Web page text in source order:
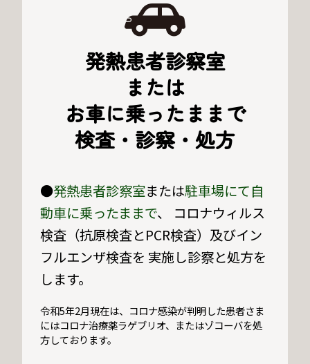
発熱患者診察室
または
お車に乗ったままで
検査・診察・処方
●発熱患者診察室または駐車場にて自
動車に乗ったままで、 コロナウィルス
検査（抗原検査とPCR検査）及びイン
フルエンザ検査を 実施し診察と処方を
します。
令和5年2月現在は、コロナ感染が判明した患者さま
にはコロナ治療薬ラゲブリオ、またはゾコーバを処
方しております。